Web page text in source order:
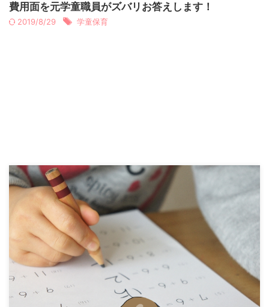
費用面を元学童職員がズバリお答えします！
2019/8/29 学童保育